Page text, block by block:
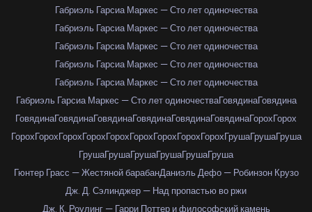
Габриэль Гарсиа Маркес — Сто лет одиночества
Габриэль Гарсиа Маркес — Сто лет одиночества
Габриэль Гарсиа Маркес — Сто лет одиночества
Габриэль Гарсиа Маркес — Сто лет одиночества
Габриэль Гарсиа Маркес — Сто лет одиночества
Габриэль Гарсиа Маркес — Сто лет одиночестваГовядинаГовядина
ГовядинаГовядинаГовядинаГовядинаГовядинаГовядинаГорохГорох
ГорохГорохГорохГорохГорохГорохГорохГорохГорохГрушаГрушаГруша
ГрушаГрушаГрушаГрушаГрушаГруша
Гюнтер Грасс — Жестяной барабанДаниэль Дефо — Робинзон Крузо
Дж. Д. Сэлинджер — Над пропастью во ржи
Дж. К. Роулинг — Гарри Поттер и философский камень